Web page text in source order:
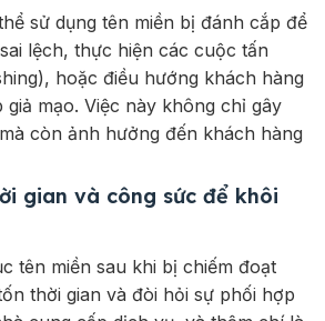
sử dụng tên miền bị đánh cắp để
lệch, thực hiện các cuộc tấn
hoặc điều hướng khách hàng
mạo. Việc này không chỉ gây
còn ảnh hưởng đến khách hàng
gian và công sức để khôi
tên miền sau khi bị chiếm đoạt
thời gian và đòi hỏi sự phối hợp